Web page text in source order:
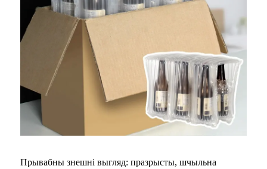
Прывабны знешні выгляд: празрысты, шчыльна